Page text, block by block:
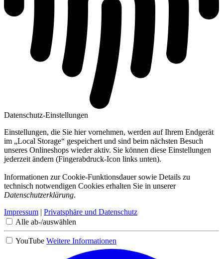
Datenschutz-Einstellungen
Einstellungen, die Sie hier vornehmen, werden auf Ihrem Endgerät
im „Local Storage“ gespeichert und sind beim nächsten Besuch
unseres Onlineshops wieder aktiv. Sie können diese Einstellungen
jederzeit ändern (Fingerabdruck-Icon links unten).
Informationen zur Cookie-Funktionsdauer sowie Details zu
technisch notwendigen Cookies erhalten Sie in unserer
Datenschutzerklärung.
Impressum | Privatsphäre und Datenschutz
Alle ab-/auswählen
YouTube Weitere Informationen